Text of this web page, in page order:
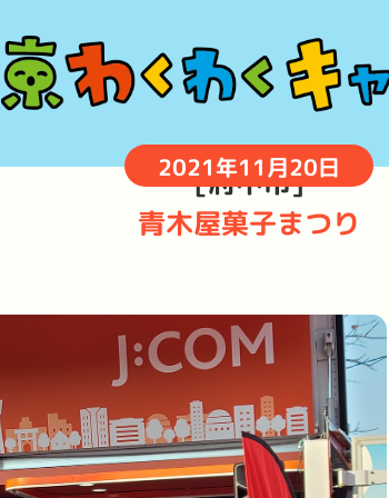
2021年11月20日
[府中市]
青木屋菓子まつり